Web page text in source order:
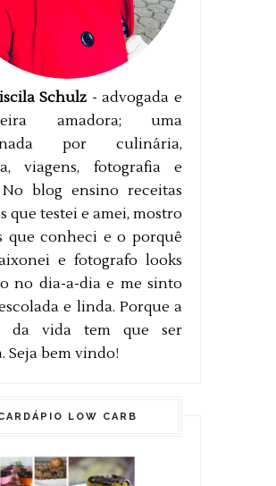
Schulz - advogada e
amadora; uma
por culinária,
viagens, fotografia e
blog ensino receitas
que testei e amei, mostro
que conheci e o porquê
e fotografo looks
no dia-a-dia e me sinto
e linda. Porque a
da vida tem que ser
Seja bem vindo!
LOW CARB